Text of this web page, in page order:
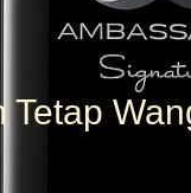
Tetap